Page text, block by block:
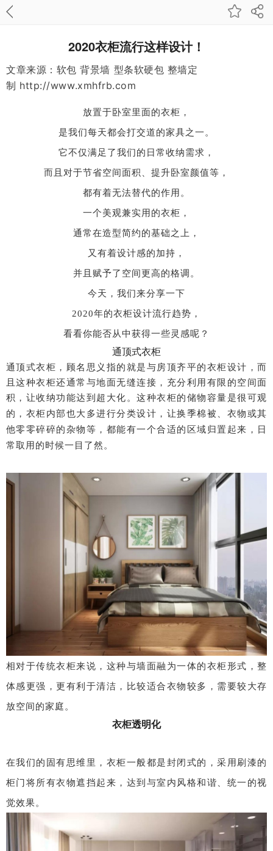
2020衣柜流行这样设计！
文章来源：软包 背景墙 型条软硬包 整墙定
制 http://www.xmhfrb.com
放置于卧室里面的衣柜，
是我们每天都会打交道的家具之一。
它不仅满足了我们的日常收纳需求，
而且对于节省空间面积、提升卧室颜值等，
都有着无法替代的作用。
一个美观兼实用的衣柜，
通常在造型简约的基础之上，
又有着设计感的加持，
并且赋予了空间更高的格调。
今天，我们来分享一下
2020年的衣柜设计流行趋势，
看看你能否从中获得一些灵感呢？
通顶式衣柜
通顶式衣柜，顾名思义指的就是与房顶齐平的衣柜设计，而
且这种衣柜还通常与地面无缝连接，充分利用有限的空间面
积，让收纳功能达到超大化。这种衣柜的储物容量是很可观
的，衣柜内部也大多进行分类设计，让换季棉被、衣物或其
他零零碎碎的杂物等，都能有一个合适的区域归置起来，日
常取用的时候一目了然。
相对于传统衣柜来说，这种与墙面融为一体的衣柜形式，整
体感更强，更有利于清洁，比较适合衣物较多，需要较大存
放空间的家庭。
衣柜透明化
在我们的固有思维里，衣柜一般都是封闭式的，采用刷漆的
柜门将所有衣物遮挡起来，达到与室内风格和谐、统一的视
觉效果。